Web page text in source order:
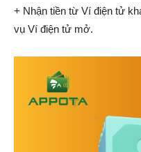
+ Nhận tiền từ Ví điện tử
vụ Ví điện tử mở.